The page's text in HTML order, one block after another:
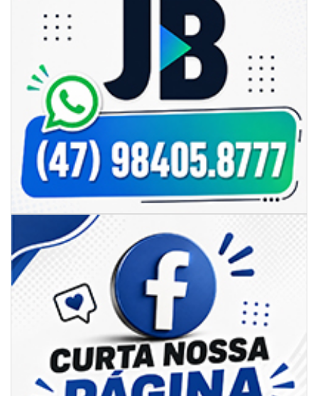
06/08/2026 | 07:00
Secretaria de Cultura retoma oficinas culturais com diversas
modalidades para a comunidade
BALNEÁRIO CAMBORIÚ